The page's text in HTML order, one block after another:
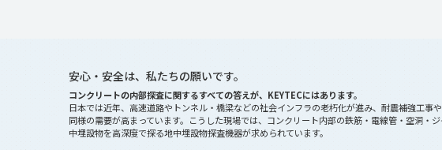
安心・安全は、私たちの願いです。
コンクリートの内部探査に関するすべての答えが、KEYTECにはあります。
日本では近年、高速道路やトンネル・橋梁などの社会インフラの老朽化が進み、耐震補強工
同様の需要が高まっています。こうした現場では、コンクリート内部の鉄筋・電線管・空洞
中埋設物を高深度で探る地中埋設物探査機器が求められています。